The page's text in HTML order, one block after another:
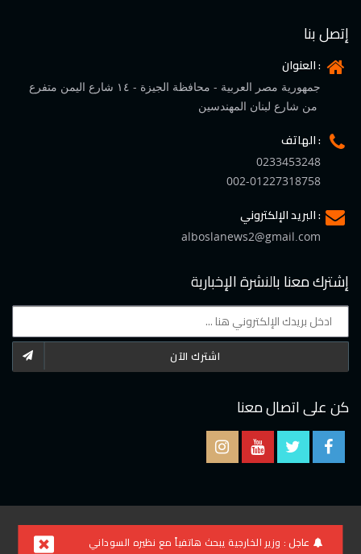
عاجل : وزير الخارجية يبحث هاتفياً مع نظيره السوداني
إتصل بنا
العنوان :
جمهورية مصر العربية - محافظة الجيزة - ١٤ شارع اليمن متفرع
الهاتف :
0233453248
002-01227318758
البريد الإلكتروني :
alboslanews2@gmail.com
إشترك معنا بالنشرة الإخبارية
اشترك الآن
كن على اتصال معنا
2021 © جميع الحقوق محفوظة لموقع البوصلة